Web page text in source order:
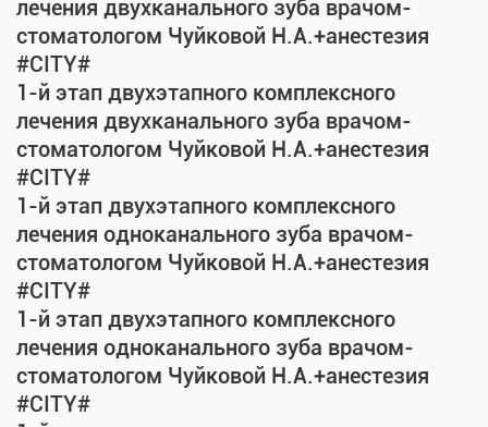
лечения двухканального зуба врачом-
стоматологом Чуйковой Н.А.+анестезия
#CITY#
1-й этап двухэтапного комплексного
лечения двухканального зуба врачом-
стоматологом Чуйковой Н.А.+анестезия
#CITY#
1-й этап двухэтапного комплексного
лечения одноканального зуба врачом-
стоматологом Чуйковой Н.А.+анестезия
#CITY#
1-й этап двухэтапного комплексного
лечения одноканального зуба врачом-
стоматологом Чуйковой Н.А.+анестезия
#CITY#